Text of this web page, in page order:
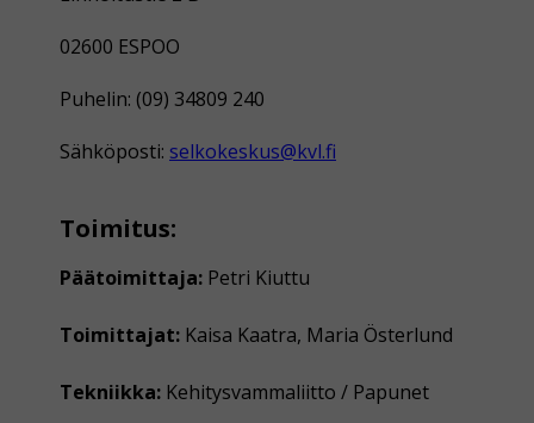
02600 ESPOO
Puhelin: (09) 34809 240
Sähköposti: selkokeskus@kvl.fi
Toimitus:
Päätoimittaja: Petri Kiuttu
Toimittajat: Kaisa Kaatra, Maria Österlund
Tekniikka: Kehitysvammaliitto / Papunet